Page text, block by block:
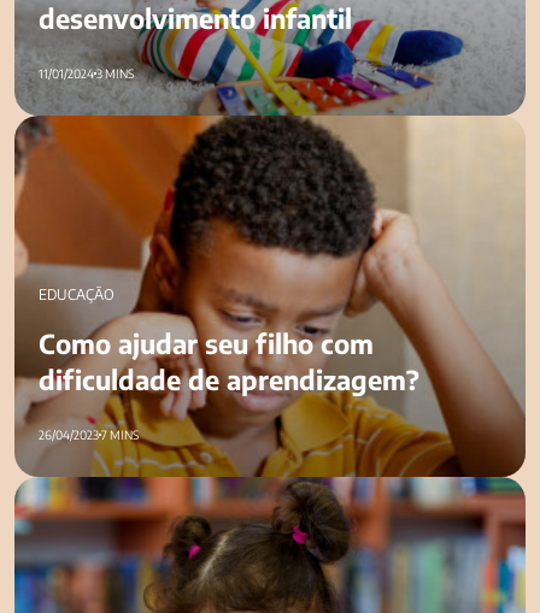
desenvolvimento infantil
11/01/20243 MINS
Como ajudar seu filho com dificuldade de aprendizagem?
EDUCAÇÃO
Como ajudar seu filho com
dificuldade de aprendizagem?
26/04/20237 MINS
Qual a idade obrigatória para entrar na escola?